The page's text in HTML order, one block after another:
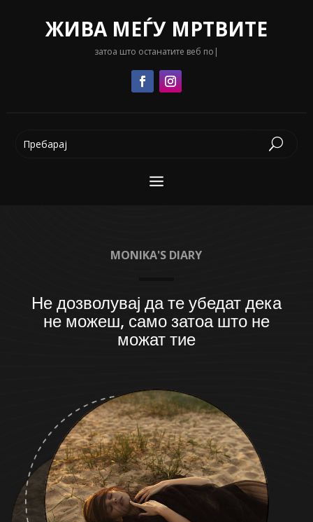
ЖИВА МЕЃУ МРТВИТЕ
затоа што останатите веб портал
MONIKA'S DIARY
Не дозволувај да те убедат дека
не можеш, само затоа што не
можат тие